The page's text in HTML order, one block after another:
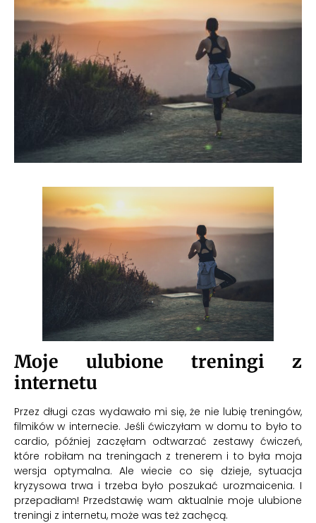
Moje ulubione treningi z
internetu
Przez długi czas wydawało mi się, że nie lubię treningów,
filmików w internecie. Jeśli ćwiczyłam w domu to było to
cardio, później zaczęłam odtwarzać zestawy ćwiczeń,
które robiłam na treningach z trenerem i to była moja
wersja optymalna. Ale wiecie co się dzieje, sytuacja
kryzysowa trwa i trzeba było poszukać urozmaicenia. I
przepadłam! Przedstawię wam aktualnie moje ulubione
treningi z internetu, może was też zachęcą.